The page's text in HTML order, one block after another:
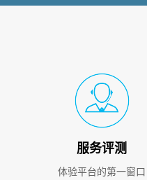
服务评测
体验平台的第一窗口